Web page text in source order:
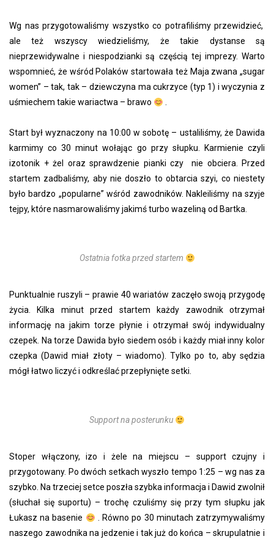
Wg nas przygotowaliśmy wszystko co potrafiliśmy przewidzieć,
ale też wszyscy wiedzieliśmy, że takie dystanse są
nieprzewidywalne i niespodzianki są częścią tej imprezy. Warto
wspomnieć, że wśród Polaków startowała też Maja zwana „sugar
women” – tak, tak – dziewczyna ma cukrzyce (typ 1) i wyczynia z
uśmiechem takie wariactwa – brawo
.
Start był wyznaczony na 10:00 w sobotę – ustaliliśmy, że Dawida
karmimy co 30 minut wołając go przy słupku. Karmienie czyli
izotonik + żel oraz sprawdzenie pianki czy nie obciera. Przed
startem zadbaliśmy, aby nie doszło to obtarcia szyi, co niestety
było bardzo „popularne” wśród zawodników. Nakleiliśmy na szyje
tejpy, które nasmarowaliśmy jakimś turbo wazeliną od Bartka.
Ostatnia fotka przed startem
Punktualnie ruszyli – prawie 40 wariatów zaczęło swoją przygodę
życia. Kilka minut przed startem każdy zawodnik otrzymał
informację na jakim torze płynie i otrzymał swój indywidualny
czepek. Na torze Dawida było siedem osób i każdy miał inny kolor
czepka (Dawid miał złoty – wiadomo). Tylko po to, aby sędzia
mógł łatwo liczyć i odkreślać przepłynięte setki.
Support na posterunku
Stoper włączony, izo i żele na miejscu – support czujny i
przygotowany. Po dwóch setkach wyszło tempo 1:25 – wg nas za
szybko. Na trzeciej setce poszła szybka informacja i Dawid zwolnił
(słuchał się suportu) – trochę czuliśmy się przy tym słupku jak
Łukasz na basenie
. Równo po 30 minutach zatrzymywaliśmy
naszego zawodnika na jedzenie i tak już do końca – skrupulatnie i